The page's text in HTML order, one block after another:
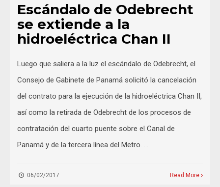
Escándalo de Odebrecht
se extiende a la
hidroeléctrica Chan II
Luego que saliera a la luz el escándalo de Odebrecht, el
Consejo de Gabinete de Panamá solicitó la cancelación
del contrato para la ejecución de la hidroeléctrica Chan II,
así como la retirada de Odebrecht de los procesos de
contratación del cuarto puente sobre el Canal de
Panamá y de la tercera línea del Metro. …
06/02/2017 Read More